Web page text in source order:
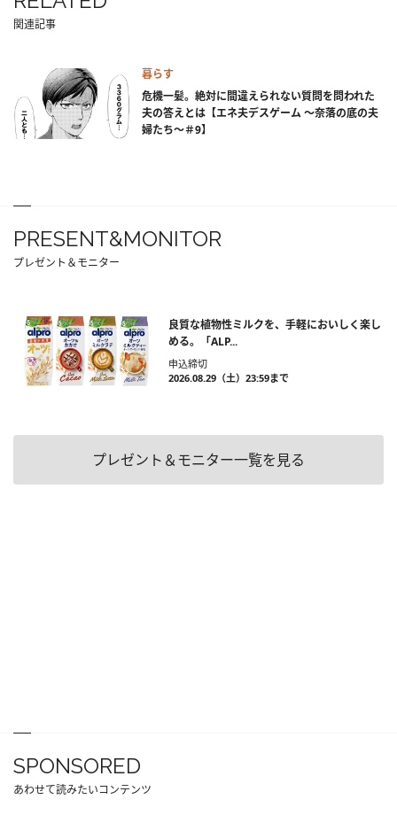
関連記事
暮らす
危機一髪。絶対に間違えられない質問を問われた
夫の答えとは【エネ夫デスゲーム ～奈落の底の夫
婦たち～＃9】
PRESENT&MONITOR
プレゼント＆モニター
良質な植物性ミルクを、手軽においしく楽し
める。「ALP...
申込締切
2026.08.29（土）23:59まで
プレゼント＆モニター一覧を見る
SPONSORED
あわせて読みたいコンテンツ